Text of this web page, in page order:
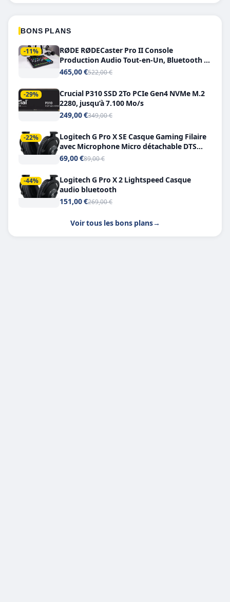
BONS PLANS
-11%
RØDE RØDECaster Pro II Console
Production Audio Tout-en-Un, Bluetooth et
Double USB-C
465,00 €522,00 €
-29%
Crucial P310 SSD 2To PCIe Gen4 NVMe M.2
2280, jusqu’à 7.100 Mo/s
249,00 €349,00 €
-22%
Logitech G Pro X SE Casque Gaming Filaire
avec Microphone Micro détachable DTS
Headphone X 7.1
69,00 €89,00 €
-44%
Logitech G Pro X 2 Lightspeed Casque
audio bluetooth
151,00 €269,00 €
Voir tous les bons plans→